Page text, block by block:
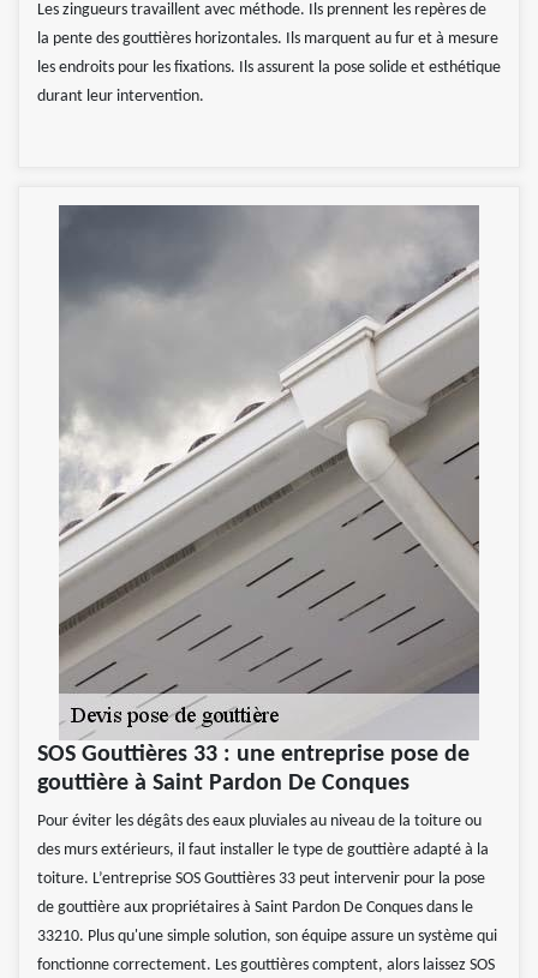
Les zingueurs travaillent avec méthode. Ils prennent les repères de
la pente des gouttières horizontales. Ils marquent au fur et à mesure
les endroits pour les fixations. Ils assurent la pose solide et esthétique
durant leur intervention.
SOS Gouttières 33 : une entreprise pose de
gouttière à Saint Pardon De Conques
Pour éviter les dégâts des eaux pluviales au niveau de la toiture ou
des murs extérieurs, il faut installer le type de gouttière adapté à la
toiture. L’entreprise SOS Gouttières 33 peut intervenir pour la pose
de gouttière aux propriétaires à Saint Pardon De Conques dans le
33210. Plus qu'une simple solution, son équipe assure un système qui
fonctionne correctement. Les gouttières comptent, alors laissez SOS